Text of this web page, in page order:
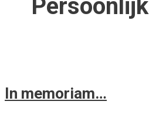
Persoonlijk
In memoriam…